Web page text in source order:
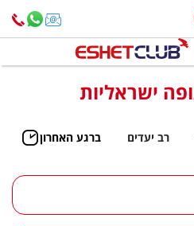
ישראליות
רב יעדים ברגע האחרון